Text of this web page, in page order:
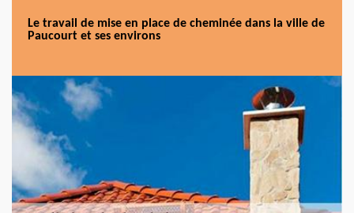
Le travail de mise en place de cheminée dans la ville de
Paucourt et ses environs